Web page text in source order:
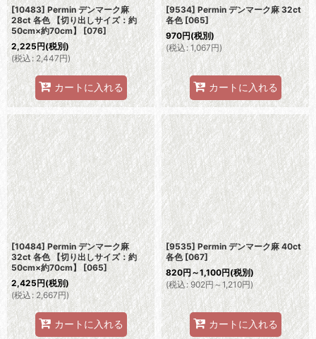
[10483] Permin デンマーク麻
28ct 各色 【切り出しサイズ：約
50cm×約70cm】 [076]
2,225円(税別)
(税込 : 2,447円)
カートに入れる
[9534] Permin デンマーク麻 32ct
各色 [065]
970円(税別)
(税込: 1,067円)
カートに入れる
[10484] Permin デンマーク麻
32ct 各色 【切り出しサイズ：約
50cm×約70cm】 [065]
2,425円(税別)
(税込 : 2,667円)
カートに入れる
[9535] Permin デンマーク麻 40ct
各色 [067]
820円 ～1,100円(税別)
(税込: 902円～1,210円)
カートに入れる